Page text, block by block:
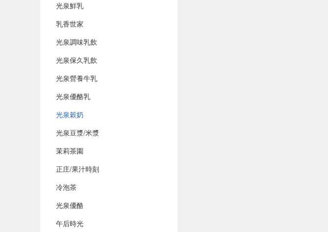
光泉鮮乳
乳香世家
光泉調味乳飲
光泉保久乳飲
光泉營養牛乳
光泉優酪乳
光泉穀奶
光泉豆漿/米漿
茉莉茶園
正庄/果汁時刻
冷泡茶
光泉優酪
午后時光